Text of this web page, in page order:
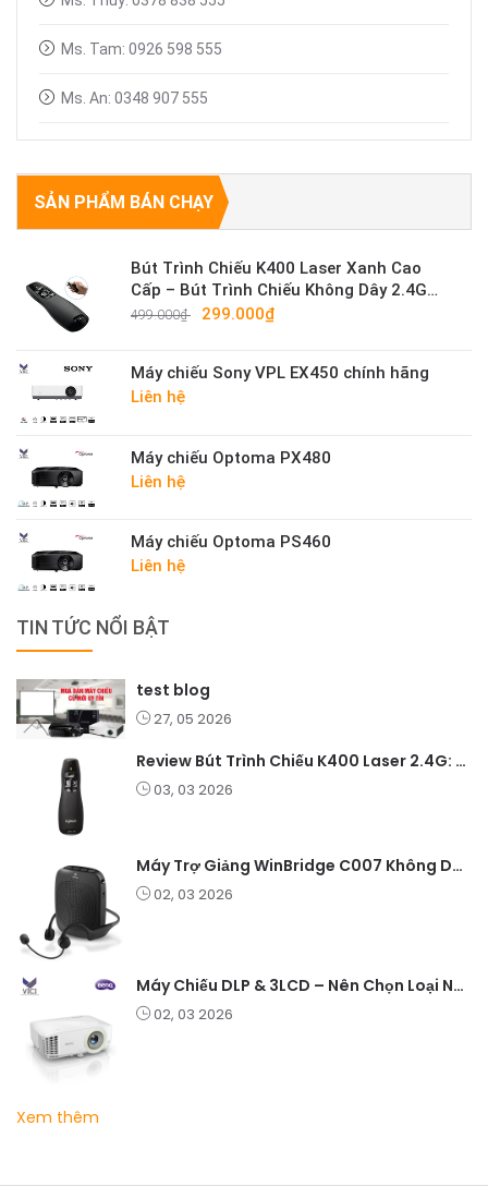
Ms. Tam: 0926 598 555
Ms. An: 0348 907 555
SẢN PHẨM BÁN CHẠY
Bút Trình Chiếu K400 Laser Xanh Cao
Cấp – Bút Trình Chiếu Không Dây 2.4G
Sáng Mạnh
499.000₫ 299.000₫
Máy chiếu Sony VPL EX450 chính hãng
Liên hệ
Máy chiếu Optoma PX480
Liên hệ
Máy chiếu Optoma PS460
Liên hệ
TIN TỨC NỔI BẬT
test blog
27, 05 2026
Review Bút Trình Chiếu K400 Laser 2.4G: Nhỏ Gọn, Ổn Định, Lý Tưởng Cho Giáo Viên Và Doanh Nghiệp
03, 03 2026
Máy Trợ Giảng WinBridge C007 Không Dây – Pin Lâu, Âm Thanh Rõ
02, 03 2026
Máy Chiếu DLP & 3LCD – Nên Chọn Loại Nào Cho Văn Phòng & Giải Trí?
02, 03 2026
Xem thêm